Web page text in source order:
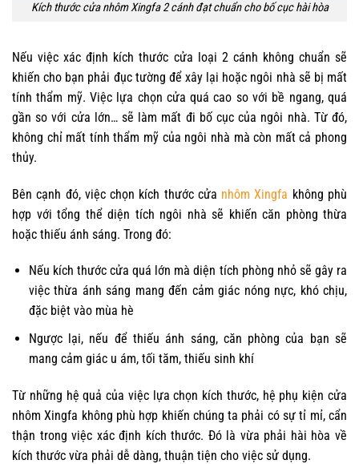
Kích thước cửa nhôm Xingfa 2 cánh đạt chuẩn cho bố cục hài hòa
Nếu việc xác định kích thước cửa loại 2 cánh không chuẩn sẽ
khiến cho bạn phải đục tường để xây lại hoặc ngôi nhà sẽ bị mất
tính thẩm mỹ. Việc lựa chọn cửa quá cao so với bề ngang, quá
gần so với cửa lớn… sẽ làm mất đi bố cục của ngôi nhà. Từ đó,
không chỉ mất tính thẩm mỹ của ngôi nhà mà còn mất cả phong
thủy.
Bên cạnh đó, việc chọn kích thước cửa nhôm Xingfa không phù
hợp với tổng thể diện tích ngôi nhà sẽ khiến căn phòng thừa
hoặc thiếu ánh sáng. Trong đó:
Nếu kích thước cửa quá lớn mà diện tích phòng nhỏ sẽ gây ra
việc thừa ánh sáng mang đến cảm giác nóng nực, khó chịu,
đặc biệt vào mùa hè
Ngược lại, nếu để thiếu ánh sáng, căn phòng của bạn sẽ
mang cảm giác u ám, tối tăm, thiếu sinh khí
Từ những hệ quả của việc lựa chọn kích thước, hệ phụ kiện cửa
nhôm Xingfa không phù hợp khiến chúng ta phải có sự tỉ mỉ, cẩn
thận trong việc xác định kích thước. Đó là vừa phải hài hòa về
kích thước vừa phải dễ dàng, thuận tiện cho việc sử dụng.